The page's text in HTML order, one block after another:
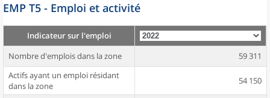
EMP T5 - Emploi et activité
Indicateur sur l'emploi
Nombre d'emplois dans la zone
59 311
Actifs ayant un emploi résidant
dans la zone
54 150